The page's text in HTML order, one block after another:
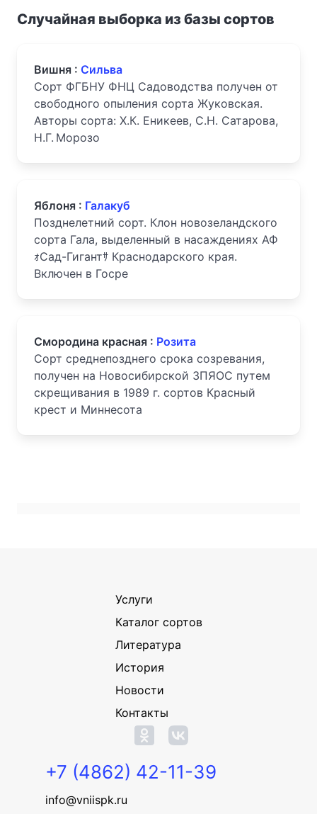
Случайная выборка из базы сортов
Вишня : Сильва
Сорт ФГБНУ ФНЦ Садоводства получен от
свободного опыления сорта Жуковская.
Авторы сорта: Х.К. Еникеев, С.Н. Сатарова,
Н.Г. Морозо
Яблоня : Галакуб
Позднелетний сорт. Клон новозеландского
сорта Гала, выделенный в насаждениях АФ
ｫСад-Гигантｻ Краснодарского края.
Включен в Госре
Смородина красная : Розита
Сорт среднепозднего срока созревания,
получен на Новосибирской ЗПЯОС путем
скрещивания в 1989 г. сортов Красный
крест и Миннесота
Услуги
Каталог сортов
Литература
История
Новости
Контакты
+7 (4862) 42-11-39
info@vniispk.ru